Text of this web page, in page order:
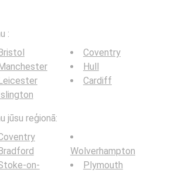
:
Coventry
Hull
Cardiff
jūsu reģionā:
on-
Wolverhampton
Plymouth